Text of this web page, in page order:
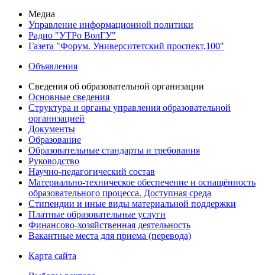
Медиа
Управление информационной политики
Радио "УТРо ВолГУ"
Газета "Форум. Университетский проспект,100"
Объявления
Сведения об образовательной организации
Основные сведения
Структура и органы управления образовательной
организацией
Документы
Образование
Образовательные стандарты и требования
Руководство
Научно-педагогический состав
Материально-техническое обеспечение и оснащённость
образовательного процесса. Доступная среда
Стипендии и иные виды материальной поддержки
Платные образовательные услуги
Финансово-хозяйственная деятельность
Вакантные места для приема (перевода)
Карта сайта